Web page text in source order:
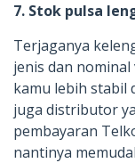
7. Stok pulsa
Terjaganya
jenis dan
kamu lebih stabil
juga distributor
pembayaran
nantinya